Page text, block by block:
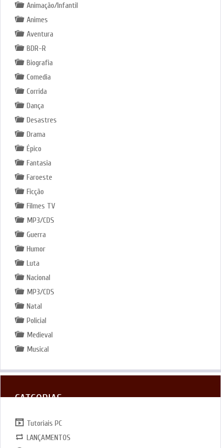
Animação/Infantil
Animes
Aventura
BDR-R
Biografia
Comedia
Corrida
Dança
Desastres
Drama
Épico
Fantasia
Faroeste
Ficção
Filmes TV
MP3/CDS
Guerra
Humor
Luta
Nacional
MP3/CDS
Natal
Policial
Medieval
Musical
CATGORIAS
Tutoriais PC
LANÇAMENTOS